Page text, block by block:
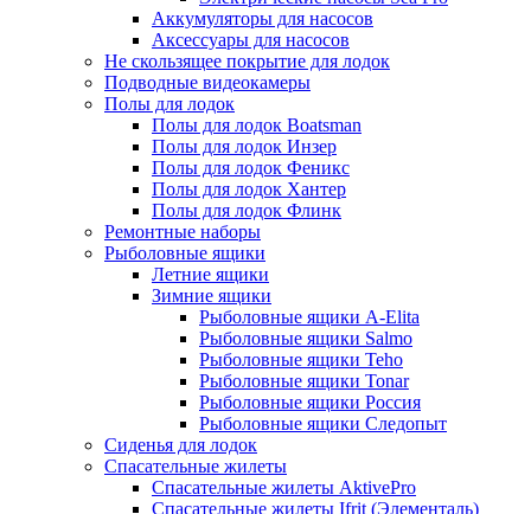
Аккумуляторы для насосов
Аксессуары для насосов
Не скользящее покрытие для лодок
Подводные видеокамеры
Полы для лодок
Полы для лодок Boatsman
Полы для лодок Инзер
Полы для лодок Феникс
Полы для лодок Хантер
Полы для лодок Флинк
Ремонтные наборы
Рыболовные ящики
Летние ящики
Зимние ящики
Рыболовные ящики A-Elita
Рыболовные ящики Salmo
Рыболовные ящики Teho
Рыболовные ящики Tonar
Рыболовные ящики Россия
Рыболовные ящики Следопыт
Сиденья для лодок
Спасательные жилеты
Спасательные жилеты AktivePro
Спасательные жилеты Ifrit (Элементаль)